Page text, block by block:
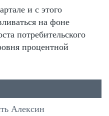
и с этого
на фоне
потребительского
процентной
Алексин